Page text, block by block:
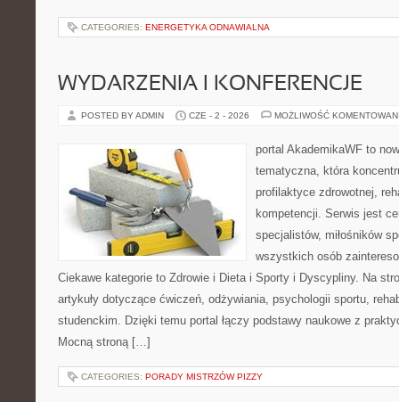
CATEGORIES: ENERGETYKA ODNAWIALNA
WYDARZENIA I KONFERENCJE
POSTED BY ADMIN CZE - 2 - 2026 MOŻLIWOŚĆ
portal AkademikaWF to
tematyczna, która
profilaktyce zdrowotnej,
kompetencji. Serwis jest
specjalistów, miłośników
wszystkich osób
Ciekawe kategorie to Zdrowie i Dieta i Sporty i Dyscypliny. Na
artykuły dotyczące ćwiczeń, odżywiania, psychologii sportu,
studenckim. Dzięki temu portal łączy podstawy naukowe z
Mocną stroną […]
CATEGORIES: PORADY MISTRZÓW PIZZY